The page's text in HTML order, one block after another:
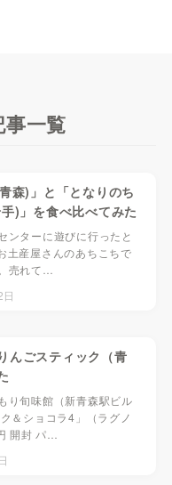
事一覧
森)」と「となりのち
)」を食べ比べてみた
ンターに遊びに行ったと
土産屋さんのあちこちで
売れて…
んごスティック（青
り旬味館（新青森駅ビル
＆ショコラ4」（ラグノ
開封 パ…